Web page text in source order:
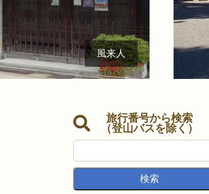
風来人
旅行番号から検索
（登山バスを除く）